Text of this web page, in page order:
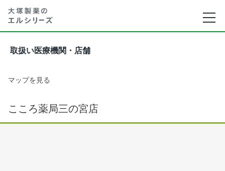
取扱い医療機関・店舗
マップを見る
こころ薬局三の宮店